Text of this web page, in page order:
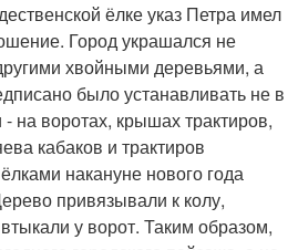
ёлке указ Петра имел
Город украшался не
хвойными деревьями, а
было устанавливать не в
на воротах, крышах трактиров,
кабаков и трактиров
накануне нового года
привязывали к колу,
у ворот. Таким образом,